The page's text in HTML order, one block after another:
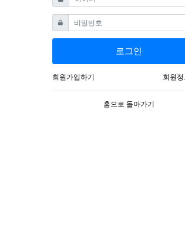
비밀번호필수
로그인
회원가입하기 회원정
홈으로 돌아가기